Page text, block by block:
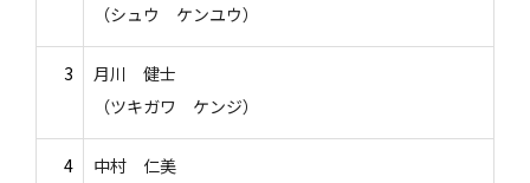
（シュウ ケンユウ）
3
月川 健士
（ツキガワ ケンジ）
4
中村 仁美